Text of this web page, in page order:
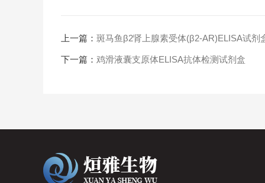
上一篇： 斑马鱼β2肾上腺素受体(β2-AR)ELISA试剂
下一篇： 鸡滑液囊支原体ELISA抗体检测试剂盒